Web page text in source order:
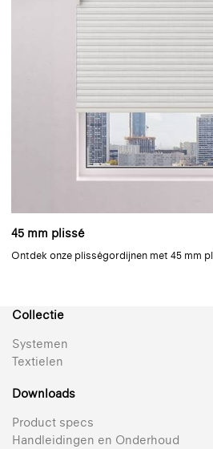
45 mm plissé
Ontdek onze plisségordijnen met 45 mm
Collectie
Systemen
Textielen
Downloads
Product specs
Handleidingen en Onderhoud